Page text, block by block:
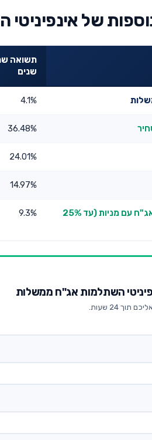
של
שנים
4.1%
36.48%
24.01%
14.97%
אינפיניטי השתלמות אשראי ואג"ח עם מניות (עד 25%
9.3%
השתלמות אג"ח ממשלות
24 שעות.